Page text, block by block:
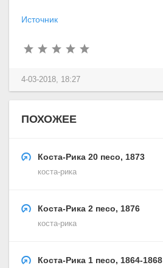
Источник
4-03-2018, 18:27
ПОХОЖЕЕ
Коста-Рика 20 песо, 1873
коста-рика
Коста-Рика 2 песо, 1876
коста-рика
Коста-Рика 1 песо, 1864-1868